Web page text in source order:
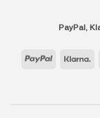
PayPal,
PayPal